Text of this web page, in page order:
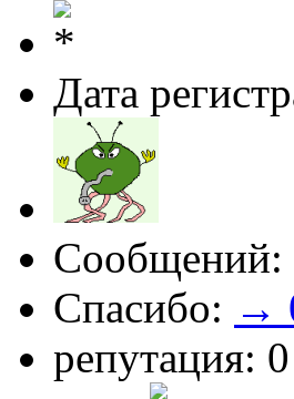
Дата
Сообщений:
Спасибо: →
репутация: 0